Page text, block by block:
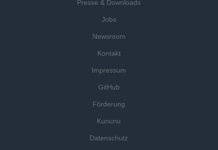
Presse & Downloads
Jobs
Newsroom
Kontakt
Impressum
GitHub
Förderung
Kununu
Datenschutz